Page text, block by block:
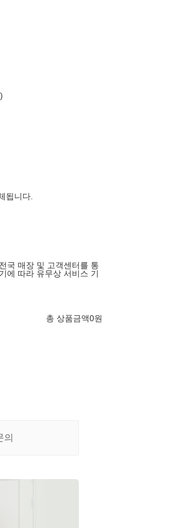
됩니다.
국 매장 및 고객센터를 통
에 따라 유무상 서비스 기
총 상품금액0원
의